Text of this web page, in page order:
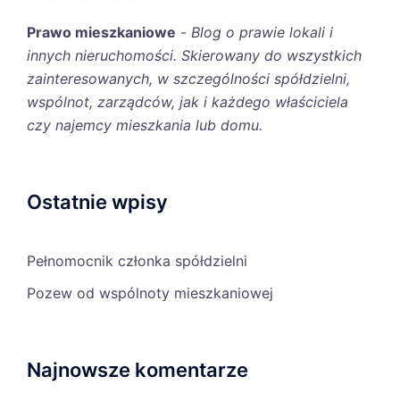
Prawo mieszkaniowe - Blog o prawie lokali i
innych nieruchomości. Skierowany do wszystkich
zainteresowanych, w szczególności spółdzielni,
wspólnot, zarządców, jak i każdego właściciela
czy najemcy mieszkania lub domu.
Ostatnie wpisy
Pełnomocnik członka spółdzielni
Pozew od wspólnoty mieszkaniowej
Najnowsze komentarze